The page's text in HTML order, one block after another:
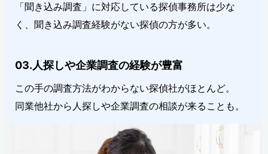
「聞き込み調査」に対応している探偵事務所は少な
く、聞き込み調査経験がない探偵の方が多い。
03.人探しや企業調査の経験が豊富
この手の調査方法がわからない探偵社がほとんど。
同業他社から人探しや企業調査の相談が来ることも。